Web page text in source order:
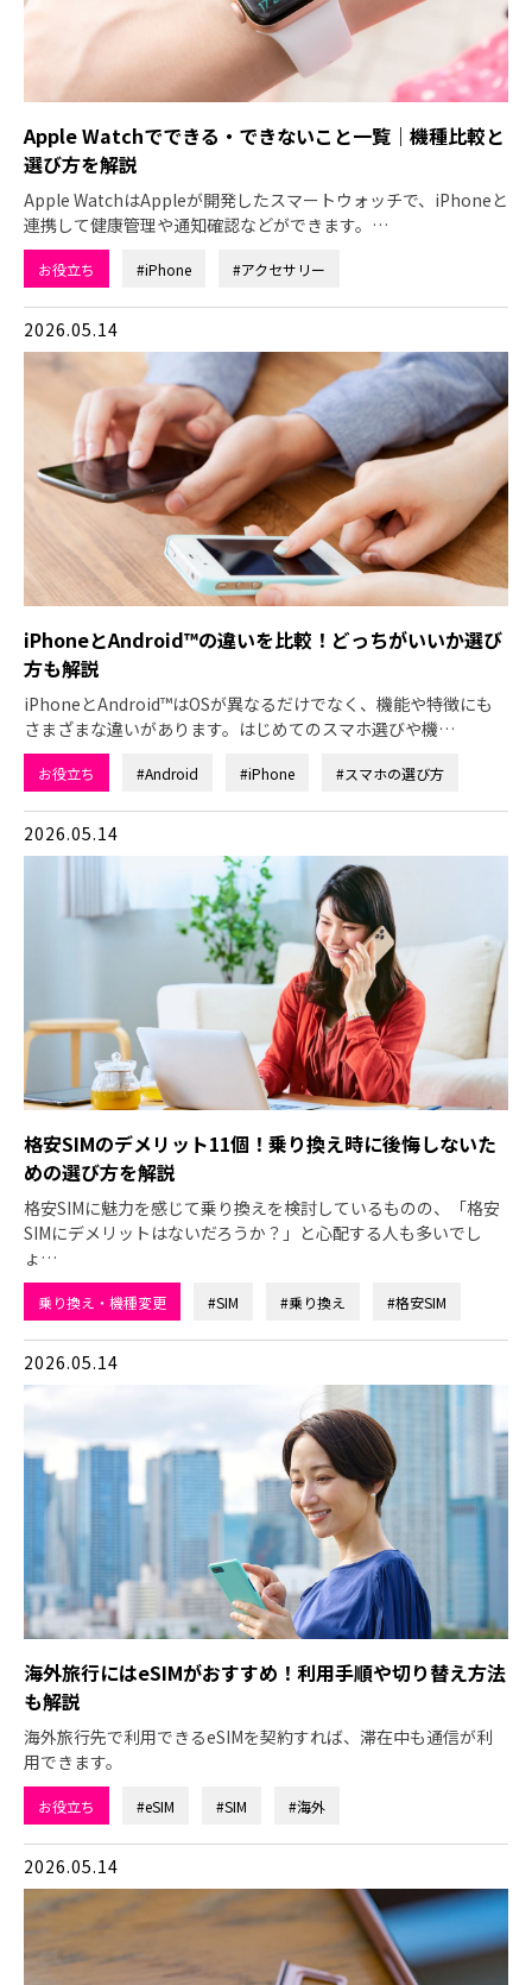
Apple Watchでできる・できないこと一覧｜機種比較と
選び方を解説
Apple WatchはAppleが開発したスマートウォッチで、iPhoneと
連携して健康管理や通知確認などができます。…
お役立ち #iPhone #アクセサリー
2026.05.14
iPhoneとAndroid™の違いを比較！どっちがいいか選び
方も解説
iPhoneとAndroid™はOSが異なるだけでなく、機能や特徴にも
さまざまな違いがあります。はじめてのスマホ選びや機…
お役立ち #Android #iPhone #スマホの選び方
2026.05.14
格安SIMのデメリット11個！乗り換え時に後悔しないた
めの選び方を解説
格安SIMに魅力を感じて乗り換えを検討しているものの、「格安
SIMにデメリットはないだろうか？」と心配する人も多いでし
ょ…
乗り換え・機種変更 #SIM #乗り換え #格安SIM
2026.05.14
海外旅行にはeSIMがおすすめ！利用手順や切り替え方法
も解説
海外旅行先で利用できるeSIMを契約すれば、滞在中も通信が利
用できます。
お役立ち #eSIM #SIM #海外
2026.05.14